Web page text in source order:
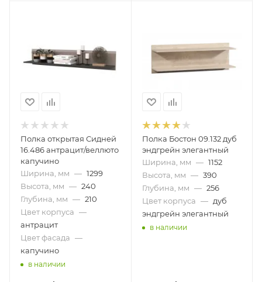
Полка открытая Сидней
16.486 антрацит/веллюто
капучино
Ширина, мм — 1299
Высота, мм — 240
Глубина, мм — 210
Цвет корпуса —
антрацит
Цвет фасада —
капучино
в наличии
Полка Бостон 09.132 дуб
эндгрейн элегантный
Ширина, мм — 1152
Высота, мм — 390
Глубина, мм — 256
Цвет корпуса — дуб
эндгрейн элегантный
в наличии